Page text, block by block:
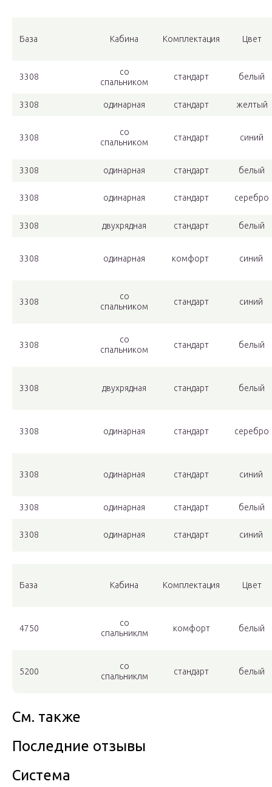
База Кабина Комплектация Цвет
3308
со
спальником
стандарт белый
3308 одинарная стандарт желтый
3308
со
спальником
стандарт синий
3308 одинарная стандарт белый
3308 одинарная стандарт серебро
3308 двухрядная стандарт белый
3308 одинарная комфорт синий
3308
со
спальником
стандарт синий
3308
со
спальником
стандарт белый
3308 двухрядная стандарт белый
3308 одинарная стандарт серебро
3308 одинарная стандарт синий
3308 одинарная стандарт белый
3308 одинарная стандарт синий
База Кабина Комплектация Цвет
4750
со
спальниклм
комфорт белый
5200
со
спальниклм
стандарт белый
См. также
Последние отзывы
Система